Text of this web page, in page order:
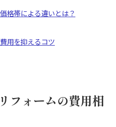
格帯による違いとは？
用を抑えるコツ
フォームの費用相